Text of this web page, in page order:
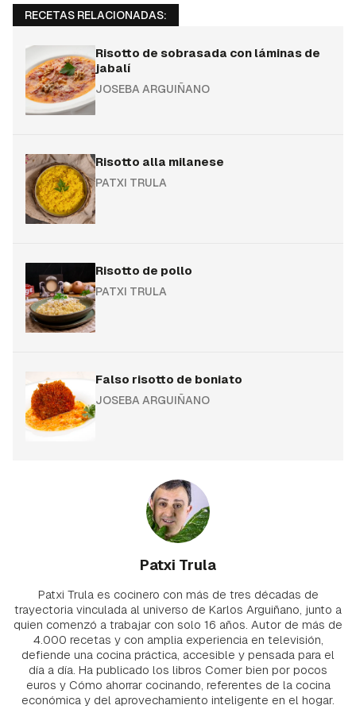
RECETAS RELACIONADAS:
Risotto de sobrasada con láminas de
jabalí
JOSEBA ARGUIÑANO
Risotto alla milanese
PATXI TRULA
Risotto de pollo
PATXI TRULA
Falso risotto de boniato
JOSEBA ARGUIÑANO
Patxi Trula
Patxi Trula es cocinero con más de tres décadas de
trayectoria vinculada al universo de Karlos Arguiñano, junto a
quien comenzó a trabajar con solo 16 años. Autor de más de
4.000 recetas y con amplia experiencia en televisión,
defiende una cocina práctica, accesible y pensada para el
día a día. Ha publicado los libros Comer bien por pocos
euros y Cómo ahorrar cocinando, referentes de la cocina
económica y del aprovechamiento inteligente en el hogar.